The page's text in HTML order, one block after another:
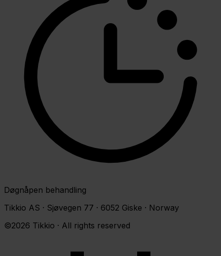
Døgnåpen behandling
Tikkio AS · Sjøvegen 77 · 6052 Giske · Norway
©2026 Tikkio · All rights reserved